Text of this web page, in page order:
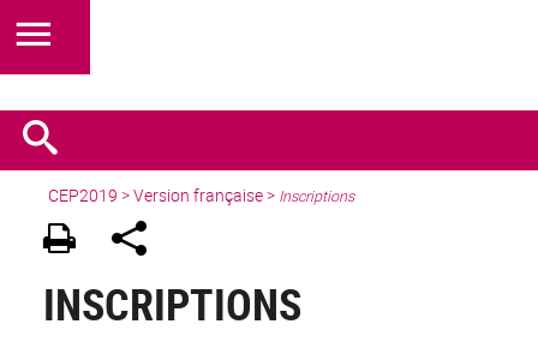
CEP2019 >Version française> Inscriptions
INSCRIPTIONS